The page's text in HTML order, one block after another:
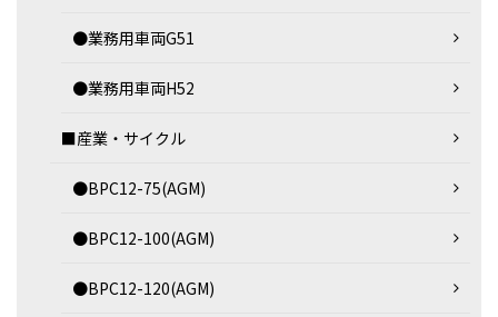
●業務用車両G51
●業務用車両H52
■産業・サイクル
●BPC12-75(AGM)
●BPC12-100(AGM)
●BPC12-120(AGM)